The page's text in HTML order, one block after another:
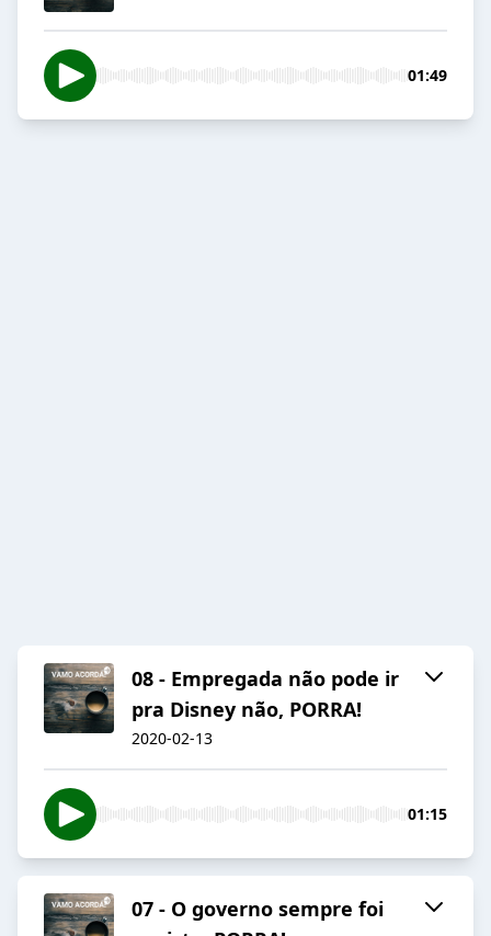
01:49
08 - Empregada não pode ir
pra Disney não, PORRA!
2020-02-13
01:15
07 - O governo sempre foi